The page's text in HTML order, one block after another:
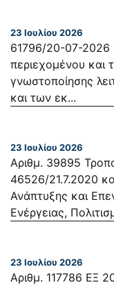
23 Ιουλίου 2026
61796/20-07-2026
περιεχομένου και
γνωστοποίησης
και των εκ...
23 Ιουλίου 2026
Αριθμ. 39895
46526/21.7.2020
Ανάπτυξης και
Ενέργειας,
23 Ιουλίου 2026
Αριθμ. 117786 ΕΞ